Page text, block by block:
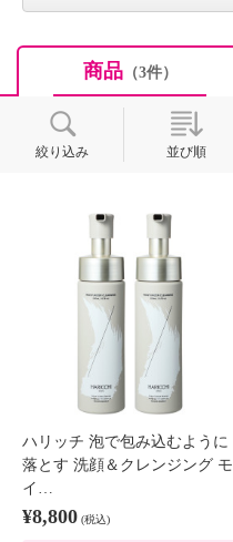
商品（3件）
絞り込み 並び順
ハリッチ 泡で包み込むように
落とす 洗顔＆クレンジング モ
イ…
¥8,800 (税込)